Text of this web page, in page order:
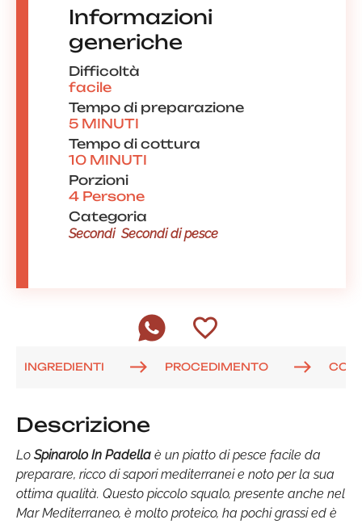
Informazioni
generiche
Difficoltà
facile
Tempo di preparazione
5 MINUTI
Tempo di cottura
10 MINUTI
Porzioni
4 Persone
Categoria
Secondi Secondi di pesce
INGREDIENTI PROCEDIMENTO
Descrizione
Lo Spinarolo In Padella è un piatto di pesce facile da
preparare, ricco di sapori mediterranei e noto per la sua
ottima qualità. Questo piccolo squalo, presente anche nel
Mar Mediterraneo, è molto proteico, ha pochi grassi ed è